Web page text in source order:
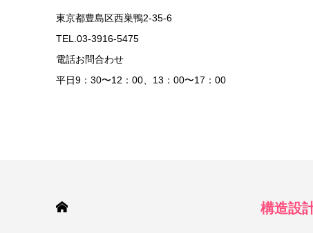
東京都豊島区西巣鴨2-35-6
TEL.03-3916-5475
電話お問合わせ
平日9：30〜12：00、13：00〜17：00
構造設